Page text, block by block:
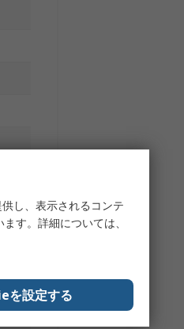
し、表示されるコンテ
す。詳細については、
を設定する